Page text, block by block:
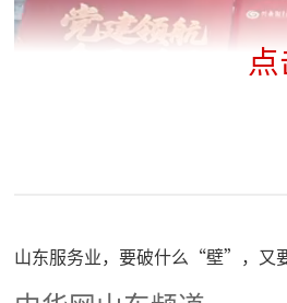
山东服务业，要破什么“壁”，又